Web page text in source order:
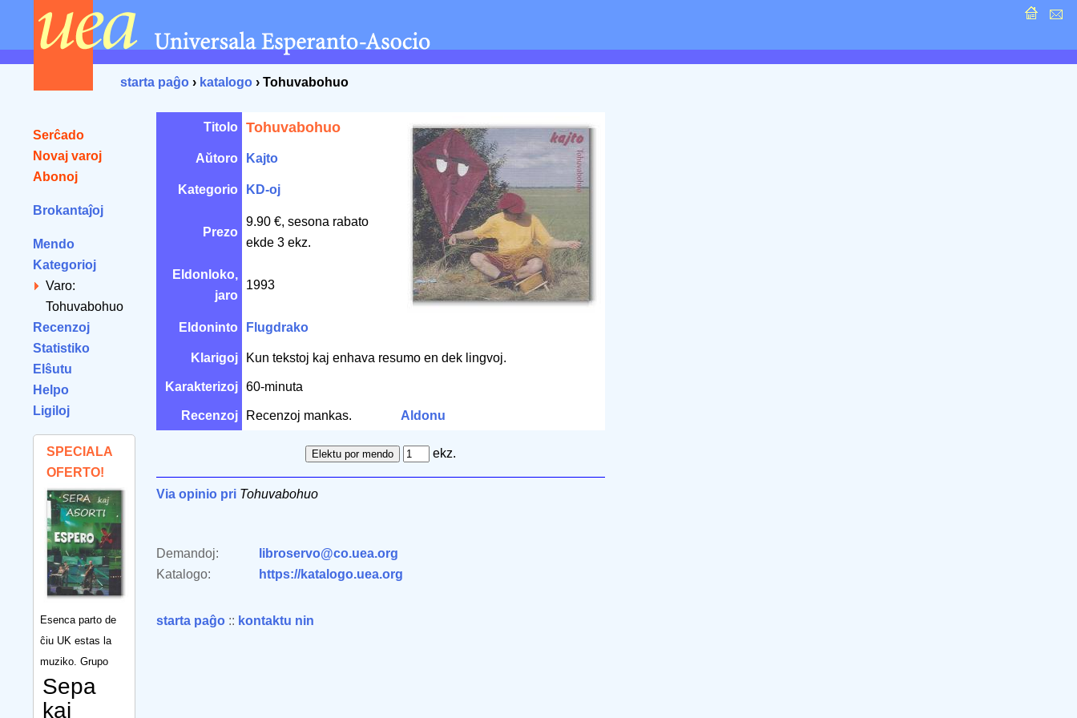
starta paĝo › katalogo › Tohuvabohuo
Serĉado
Novaj varoj
Abonoj
Brokantaĵoj
Mendo
Kategorioj
Varo:
Tohuvabohuo
Recenzoj
Statistiko
Elŝutu
Helpo
Ligiloj
SPECIALA
OFERTO!
Esenca parto de
ĉiu UK estas la
muziko. Grupo
Sepa
kaj
Titolo Tohuvabohuo
Aŭtoro Kajto
Kategorio KD-oj
Prezo
9.90 €, sesona rabato
ekde 3 ekz.
Eldonloko,
jaro
1993
Eldoninto Flugdrako
Klarigoj Kun tekstoj kaj enhava resumo en dek lingvoj.
Karakterizoj 60-minuta
Recenzoj Recenzoj mankas. Aldonu
ekz.
Via opinio pri Tohuvabohuo
Demandoj:
libroservo@co.uea.org
Katalogo:
https://katalogo.uea.org
starta paĝo :: kontaktu nin